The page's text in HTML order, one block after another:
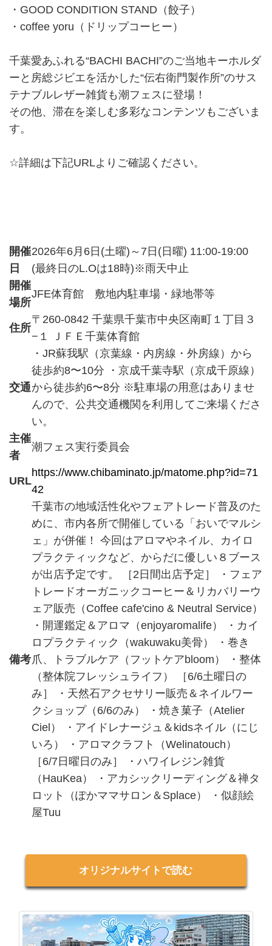
・GOOD CONDITION STAND（餃子）
・coffee yoru（ドリップコーヒー）
千葉愛あふれる“BACHI BACHI”のご当地キーホルダ
ーと房総ジビエを活かした“伝右衛門製作所”のサス
テナブルレザー雑貨も潮フェスに登場！
その他、滞在を楽しむ多彩なコンテンツもございま
す。
☆詳細は下記URLよりご確認ください。
開催
日
2026年6月6日(土曜)～7日(日曜) 11:00-19:00
(最終日のL.Oは18時)※雨天中止
開催
場所
JFE体育館 敷地内駐車場・緑地帯等
住所
〒260-0842 千葉県千葉市中央区南町１丁目３
−１ ＪＦＥ千葉体育館
交通
・JR蘇我駅（京葉線・内房線・外房線）から
徒歩約8〜10分 ・京成千葉寺駅（京成千原線）
から徒歩約6〜8分 ※駐車場の用意はありませ
んので、公共交通機関を利用してご来場くださ
い。
主催
者
潮フェス実行委員会
URL
https://www.chibaminato.jp/matome.php?id=71
42
備考
千葉市の地域活性化やフェアトレード普及のた
めに、市内各所で開催している「おいでマルシ
ェ」が併催！ 今回はアロマやネイル、カイロ
プラクティックなど、からだに優しい８ブース
が出店予定です。 ［2日間出店予定］ ・フェア
トレードオーガニックコーヒー＆リカバリーウ
ェア販売（Coffee cafe'cino & Neutral Service）
・開運鑑定＆アロマ（enjoyaromalife） ・カイ
ロプラクティック（wakuwaku美骨） ・巻き
爪、トラブルケア（フットケアbloom） ・整体
（整体院フレッシュライフ） ［6/6土曜日の
み］ ・天然石アクセサリー販売＆ネイルワー
クショップ（6/6のみ） ・焼き菓子（Atelier
Ciel） ・アイドレナージュ＆kidsネイル（にじ
いろ） ・アロマクラフト（Welinatouch）
［6/7日曜日のみ］ ・ハワイレジン雑貨
（HauKea） ・アカシックリーディング＆禅タ
ロット（ぽかママサロン＆Splace） ・似顔絵
屋Tuu
オリジナルサイトで読む